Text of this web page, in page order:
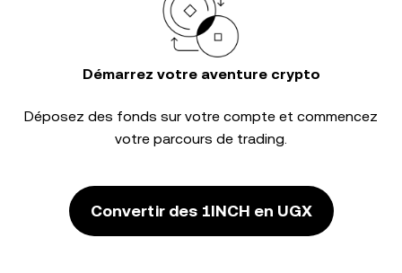
Démarrez votre aventure crypto
Déposez des fonds sur votre compte et commencez
votre parcours de trading.
Convertir des 1INCH en UGX